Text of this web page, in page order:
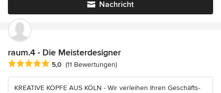
Nachricht
raum.4 - Die Meisterdesigner
Durchschnittliche Bewertung: 5 von 5 Sternen
5,0 (11 Bewertungen)
KREATIVE KÖPFE AUS KÖLN - Wir verleihen Ihren Geschäfts-